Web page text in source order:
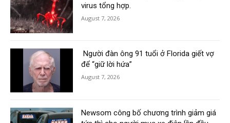
virus tổng hợp.
August 7, 2026
Người đàn ông 91 tuổi ở Florida giết vợ
để “giữ lời hứa”
August 7, 2026
Newsom công bố chương trình giảm giá